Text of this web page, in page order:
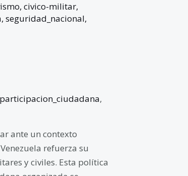
, civico-militar,
, seguridad_nacional,
participacion_ciudadana,
ante un contexto
refuerza su
y civiles. Esta política